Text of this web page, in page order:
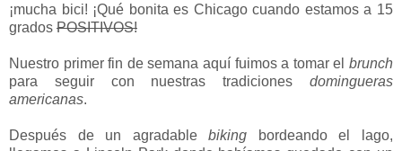
¡mucha bici! ¡Qué bonita es Chicago cuando estamos a 15
grados POSITIVOS!
Nuestro primer fin de semana aquí fuimos a tomar el brunch
para seguir con nuestras tradiciones domingueras
americanas.
Después de un agradablebiking bordeando el lago,